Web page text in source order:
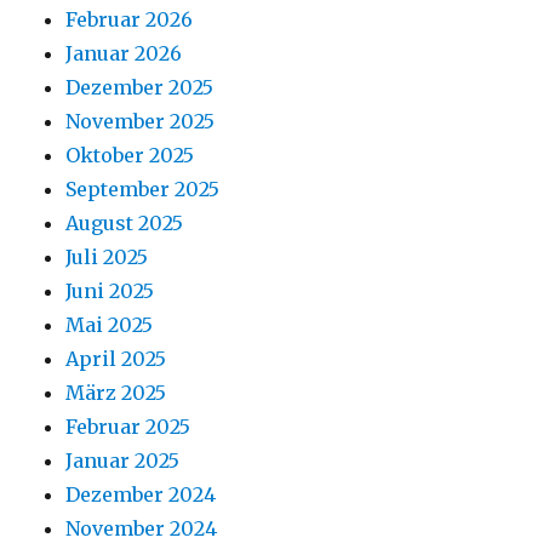
Februar 2026
Januar 2026
Dezember 2025
November 2025
Oktober 2025
September 2025
August 2025
Juli 2025
Juni 2025
Mai 2025
April 2025
März 2025
Februar 2025
Januar 2025
Dezember 2024
November 2024